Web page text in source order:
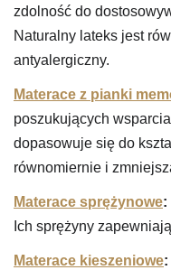
zdolność do
Naturalny lateks jest
antyalergiczny.
Materace z pianki
poszukujących
dopasowuje się do
równomiernie i
Materace sprężynowe:
Ich sprężyny
Materace kieszeniowe: